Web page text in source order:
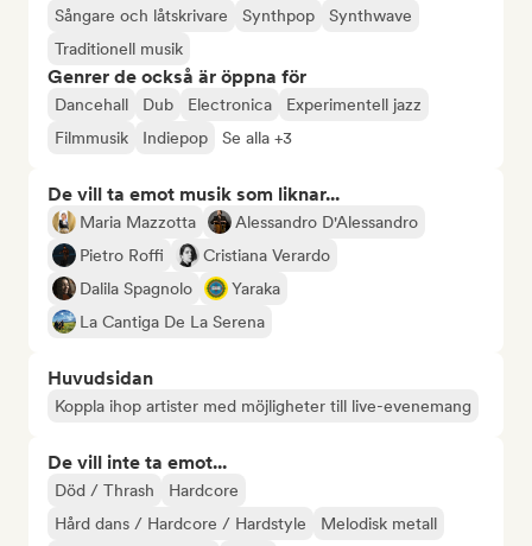
Sångare och låtskrivare
Synthpop
Synthwave
Traditionell musik
Genrer de också är öppna för
Dancehall Dub Electronica
Experimentell jazz
Filmmusik
Indiepop Se alla +3
De vill ta emot musik som liknar...
Maria Mazzotta
Alessandro D'Alessandro
Pietro Roffi
Cristiana Verardo
Dalila Spagnolo
Yaraka
La Cantiga De La Serena
Huvudsidan
Koppla ihop artister med möjligheter till live-evenemang
De vill inte ta emot...
Död / Thrash
Hardcore
Hård dans / Hardcore / Hardstyle
Melodisk metall